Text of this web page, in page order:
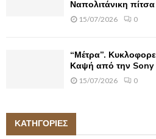
Ναπολιτάνικη
15/07/2026 0
“Μέτρα”.
Καψή από την Sony
15/07/2026 0
ΚΑΤΗΓΟΡΙΕΣ